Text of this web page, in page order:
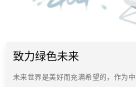
致力绿色未来
未来世界是美好而充满希望的，作为